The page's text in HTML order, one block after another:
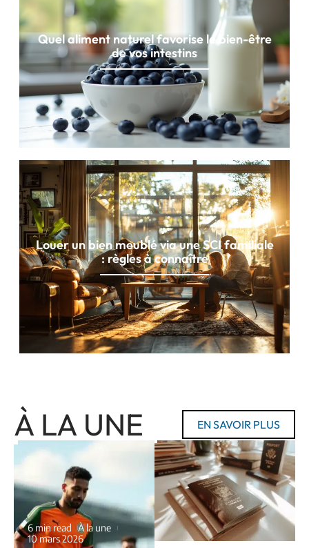
Quel aliment naturel favorise le bien-être
de vos intestins
Louer un bien meublé via une SCI familiale
: règles à connaître
À LA UNE EN SAVOIR PLUS
6 min read
À la une
10 mars 2026